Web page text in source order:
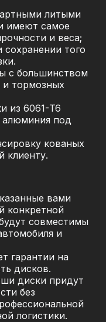
литыми
имеют самое
и веса;
сохранении того
с большинством
и тормозных
из 6061-T6
алюминия под
кованых
клиенту.
вами
конкретной
совместимы
и
гарантии на
дисков.
диски придут
без
логистики.